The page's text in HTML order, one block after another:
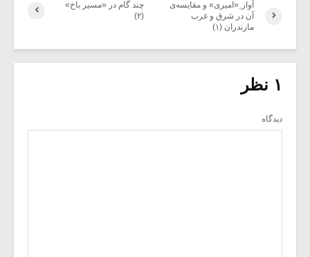
چند گام در «مسیر باخ»
(۲)
آواز ِ«امیری» و مقایسه‌ی
آن در شرق و غرب
مازندران (۱)
۱ نظر
دیدگاه